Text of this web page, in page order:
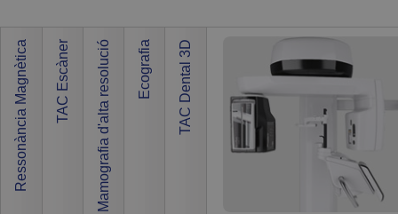
Ressonància Magnètica
•
• No
TAC Escàner Mamografia d'alta resolució Ecografia TAC Dental 3D